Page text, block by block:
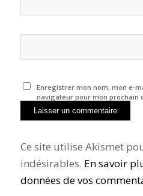
Enregistrer mon nom, mon e-
navigateur pour mon prochain
Ce site utilise Akismet
indésirables. En savoir
données de vos